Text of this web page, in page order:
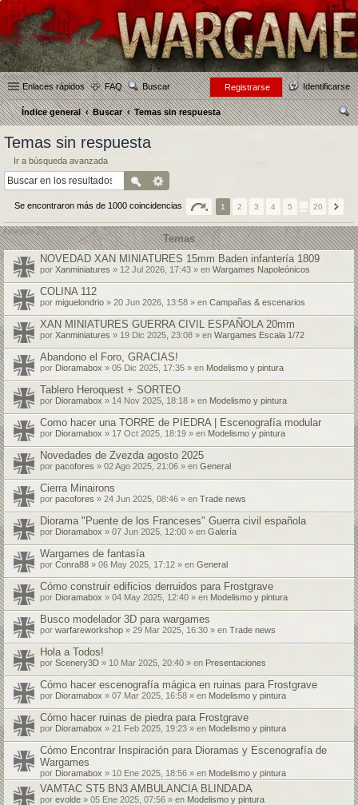
Enlaces rápidos FAQ Buscar Identificarse
Registrarse
Índice general Buscar
Temas sin respuesta
Temas sin respuesta
Ir a búsqueda avanzada
Se encontraron más de 1000 coincidencias 1 2 3 4 5 20
Temas
NOVEDAD XAN MINIATURES 15mm Baden infantería 1809
por Xanminiatures » 12 Jul 2026, 17:43 » en Wargames Napoleónicos
COLINA 112
por miguelondrio » 20 Jun 2026, 13:58 » en Campañas & escenarios
XAN MINIATURES GUERRA CIVIL ESPAÑOLA 20mm
por Xanminiatures » 19 Dic 2025, 23:08 » en Wargames Escala 1/72
Abandono el Foro, GRACIAS!
por Dioramabox » 05 Dic 2025, 17:35 » en Modelismo y pintura
Tablero Heroquest + SORTEO
por Dioramabox » 14 Nov 2025, 18:18 » en Modelismo y pintura
Como hacer una TORRE de PIEDRA | Escenografía modular
por Dioramabox » 17 Oct 2025, 18:19 » en Modelismo y pintura
Novedades de Zvezda agosto 2025
por pacofores » 02 Ago 2025, 21:06 » en General
Cierra Minairons
por pacofores » 24 Jun 2025, 08:46 » en Trade news
Diorama "Puente de los Franceses" Guerra civil española
por Dioramabox » 07 Jun 2025, 12:00 » en Galería
Wargames de fantasía
por Conra88 » 06 May 2025, 17:12 » en General
Cómo construir edificios derruidos para Frostgrave
por Dioramabox » 04 May 2025, 12:40 » en Modelismo y pintura
Busco modelador 3D para wargames
por warfareworkshop » 29 Mar 2025, 16:30 » en Trade news
Hola a Todos!
por Scenery3D » 10 Mar 2025, 20:40 » en Presentaciones
Cómo hacer escenografía mágica en ruinas para Frostgrave
por Dioramabox » 07 Mar 2025, 16:58 » en Modelismo y pintura
Cómo hacer ruinas de piedra para Frostgrave
por Dioramabox » 21 Feb 2025, 19:23 » en Modelismo y pintura
Cómo Encontrar Inspiración para Dioramas y Escenografía de
Wargames
por Dioramabox » 10 Ene 2025, 18:56 » en Modelismo y pintura
VAMTAC ST5 BN3 AMBULANCIA BLINDADA
por evolde » 05 Ene 2025, 07:56 » en Modelismo y pintura